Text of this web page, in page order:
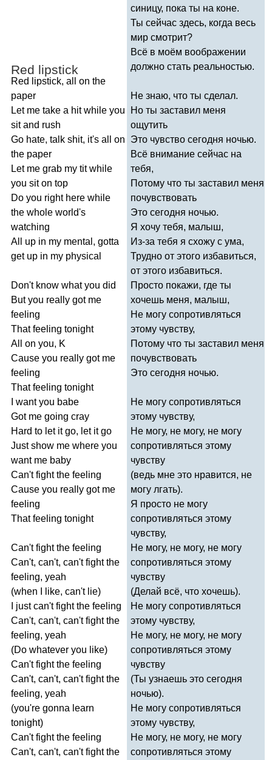
Red lipstick
Red lipstick, all on the
paper
Let me take a hit while you
sit and rush
Go hate, talk shit, it's all
on
the paper
Let me grab my tit while
you sit on top
Do you right here while
the whole world's
watching
All
up in my mental , gotta
get up in my physical
Don't know what you did
But you really got me
feeling
That feeling tonight
All
on you, K
Cause you really got me
feeling
That feeling tonight
want you babe
Got me going cray
Hard to let it go, let it go
Just show me where you
want me baby
Can't fight the feeling
Cause you really got me
feeling
That feeling tonight
Can't fight the feeling
Can't, can't, can't fight the
feeling, yeah
(when like, can't lie)
just can't fight the feeling
Can't, can't, can't fight the
feeling, yeah
(Do whatever you like)
Can't fight the feeling
Can't, can't, can't fight the
feeling, yeah
(you're gonna learn
tonight)
Can't fight the feeling
Can't, can't, can't fight the
синицу, пока ты на коне.
Ты сейчас здесь, когда весь
мир смотрит?
Всё в моём воображении
должно стать реальностью.
Не знаю, что ты сделал.
Но ты заставил меня
ощутить
Это чувство сегодня ночью.
Всё внимание сейчас на
тебя,
Потому что ты заставил меня
почувствовать
Это сегодня ночью.
Я хочу тебя, малыш,
Из-за тебя я схожу с ума,
Трудно от этого избавиться,
от этого избавиться.
Просто покажи, где ты
хочешь меня, малыш,
Не могу сопротивляться
этому чувству,
Потому что ты заставил меня
почувствовать
Это сегодня ночью.
Не могу сопротивляться
этому чувству,
Не могу, не могу, не могу
сопротивляться этому
чувству
(ведь мне это нравится, не
могу лгать).
Я просто не могу
сопротивляться этому
чувству,
Не могу, не могу, не могу
сопротивляться этому
чувству
(Делай всё, что хочешь).
Не могу сопротивляться
этому чувству,
Не могу, не могу, не могу
сопротивляться этому
чувству
(Ты узнаешь это сегодня
ночью).
Не могу сопротивляться
этому чувству,
Не могу, не могу, не могу
сопротивляться этому